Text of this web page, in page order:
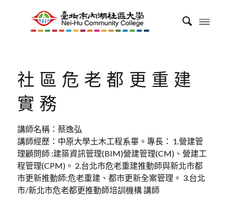
社區危老都更重建
實務
講師名稱：蔡逸弘
講師經歷：中原大學土木工程系畢。專長： 1.營建管
理顧問師 :建築資訊管理(BIM)營建管理(CM)、營建工
程管理(CPM)。 2.台北市危老重建推動師與新北市都
市更新推動師:危老重建、都市更新全案管理。 3.台北
市/新北市危老都更推動師培訓機構 講師